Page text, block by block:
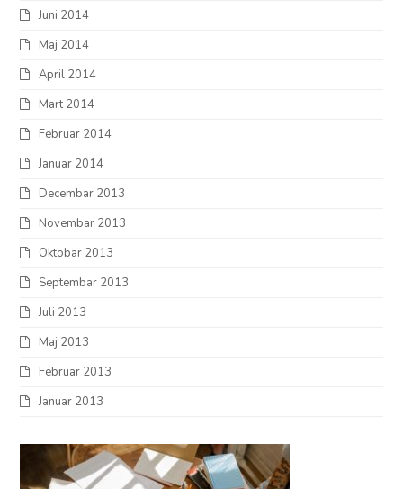
Juni 2014
Maj 2014
April 2014
Mart 2014
Februar 2014
Januar 2014
Decembar 2013
Novembar 2013
Oktobar 2013
Septembar 2013
Juli 2013
Maj 2013
Februar 2013
Januar 2013